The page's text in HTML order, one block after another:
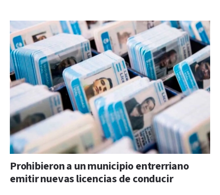
Prohibieron a un municipio entrerriano
emitir nuevas licencias de conducir